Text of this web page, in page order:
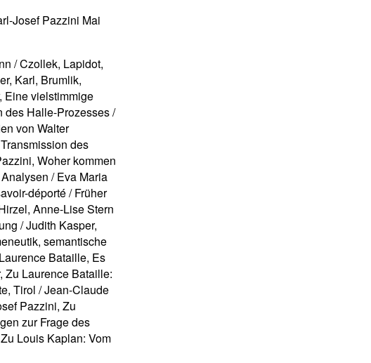
Josef Pazzini Mai
/ Czollek, Lapidot,
Karl, Brumlik,
Eine vielstimmige
des Halle-Prozesses /
von Walter
des
Woher kommen
/ Eva Maria
déporté / Früher
Anne-Lise Stern
/ Judith Kasper,
semantische
Bataille, Es
Zu Laurence Bataille:
Tirol / Jean-Claude
Pazzini, Zu
zur Frage des
Louis Kaplan: Vom